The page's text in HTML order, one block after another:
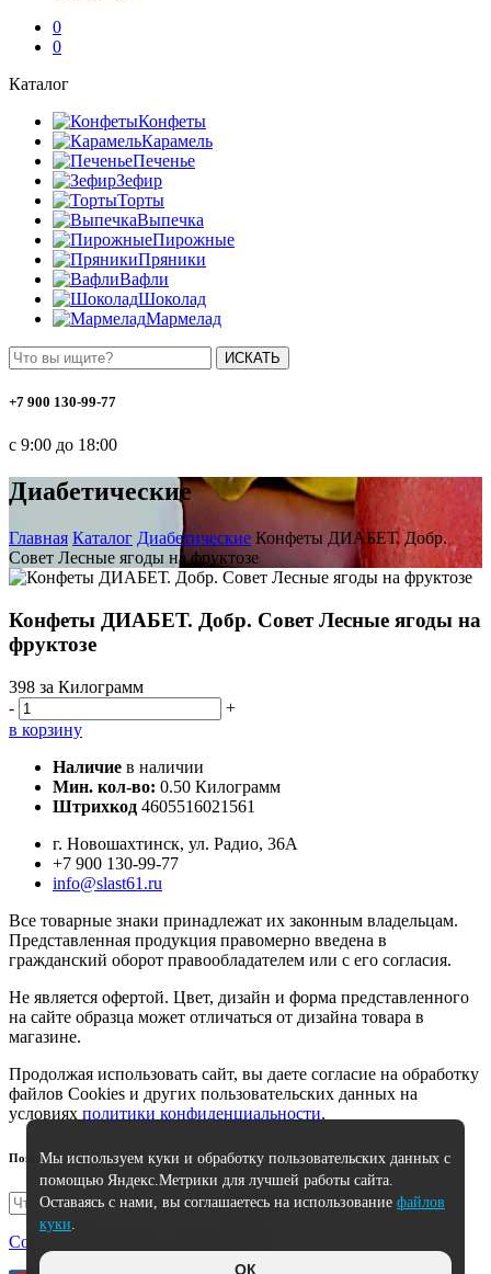
0
0
Каталог
Конфеты
Карамель
Печенье
Зефир
Торты
Выпечка
Пирожные
Пряники
Вафли
Шоколад
Мармелад
ИСКАТЬ
+7 900 130-99-77
с 9:00 до 18:00
Диабетические
Главная Каталог Диабетические Конфеты ДИАБЕТ. Добр.
Совет Лесные ягоды на фруктозе
Конфеты ДИАБЕТ. Добр. Совет Лесные ягоды на
фруктозе
398 за Килограмм
-
+
в корзину
Наличие в наличии
Мин. кол-во: 0.50 Килограмм
Штрихкод 4605516021561
г. Новошахтинск, ул. Радио, 36А
+7 900 130-99-77
info@slast61.ru
Все товарные знаки принадлежат их законным владельцам.
Представленная продукция правомерно введена в
гражданский оборот правообладателем или с его согласия.
Не является офертой. Цвет, дизайн и форма представленного
на сайте образца может отличаться от дизайна товара в
магазине.
Продолжая использовать сайт, вы даете согласие на обработку
файлов Cookies и других пользовательских данных на
условиях политики конфиденциальности.
Поиск
Искать
Colorlib
Мы используем куки и обработку пользовательских данных с
помощью Яндекс.Метрики для лучшей работы сайта.
Оставаясь с нами, вы соглашаетесь на использование файлов
куки.
ОК